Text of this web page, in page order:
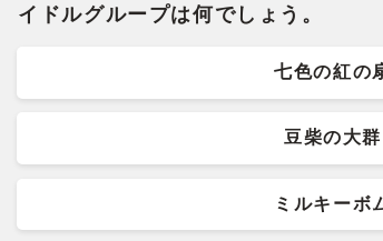
イドルグループは何でしょう。
七色の紅の
豆柴の大群
ミルキーボ